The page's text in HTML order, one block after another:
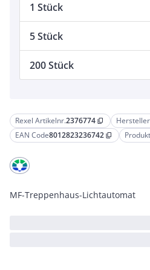
Rexel Artikelnr.2376774 content_copy
EAN Code8012823236742 content_copy
MF-Treppenhaus-Lichtautomat
1 Stück
5 Stück
200 Stück